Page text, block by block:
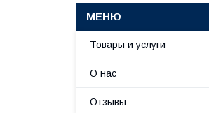
Товары и услуги
О нас
Отзывы